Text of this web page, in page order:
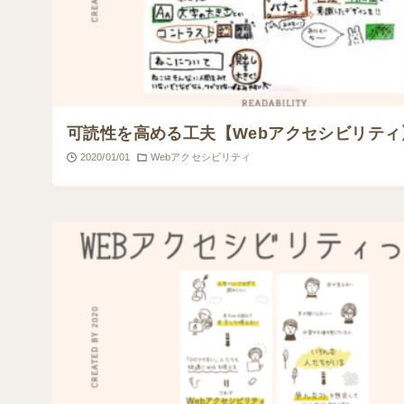
可読性を高める工夫【Webアクセシビリティ
2020/01/01 Webアクセシビリティ